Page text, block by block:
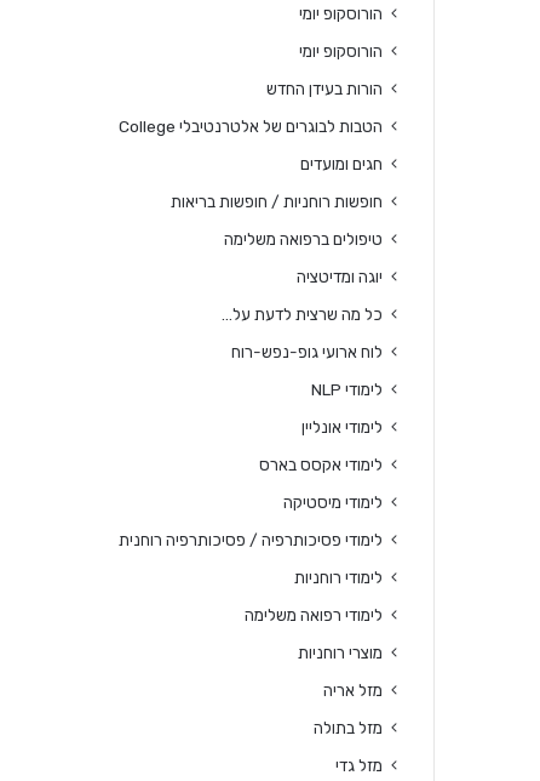
הורוסקופ יומי
הורוסקופ יומי
הורות בעידן החדש
הטבות לבוגרים של אלטרנטיבלי College
חגים ומועדים
חופשות רוחניות / חופשות בריאות
טיפולים ברפואה משלימה
יוגה ומדיטציה
כל מה שרצית לדעת על…
לוח ארועי גופ-נפש-רוח
לימודי NLP
לימודי אונליין
לימודי אקסס בארס
לימודי מיסטיקה
לימודי פסיכותרפיה / פסיכותרפיה רוחנית
לימודי רוחניות
לימודי רפואה משלימה
מוצרי רוחניות
מזל אריה
מזל בתולה
מזל גדי